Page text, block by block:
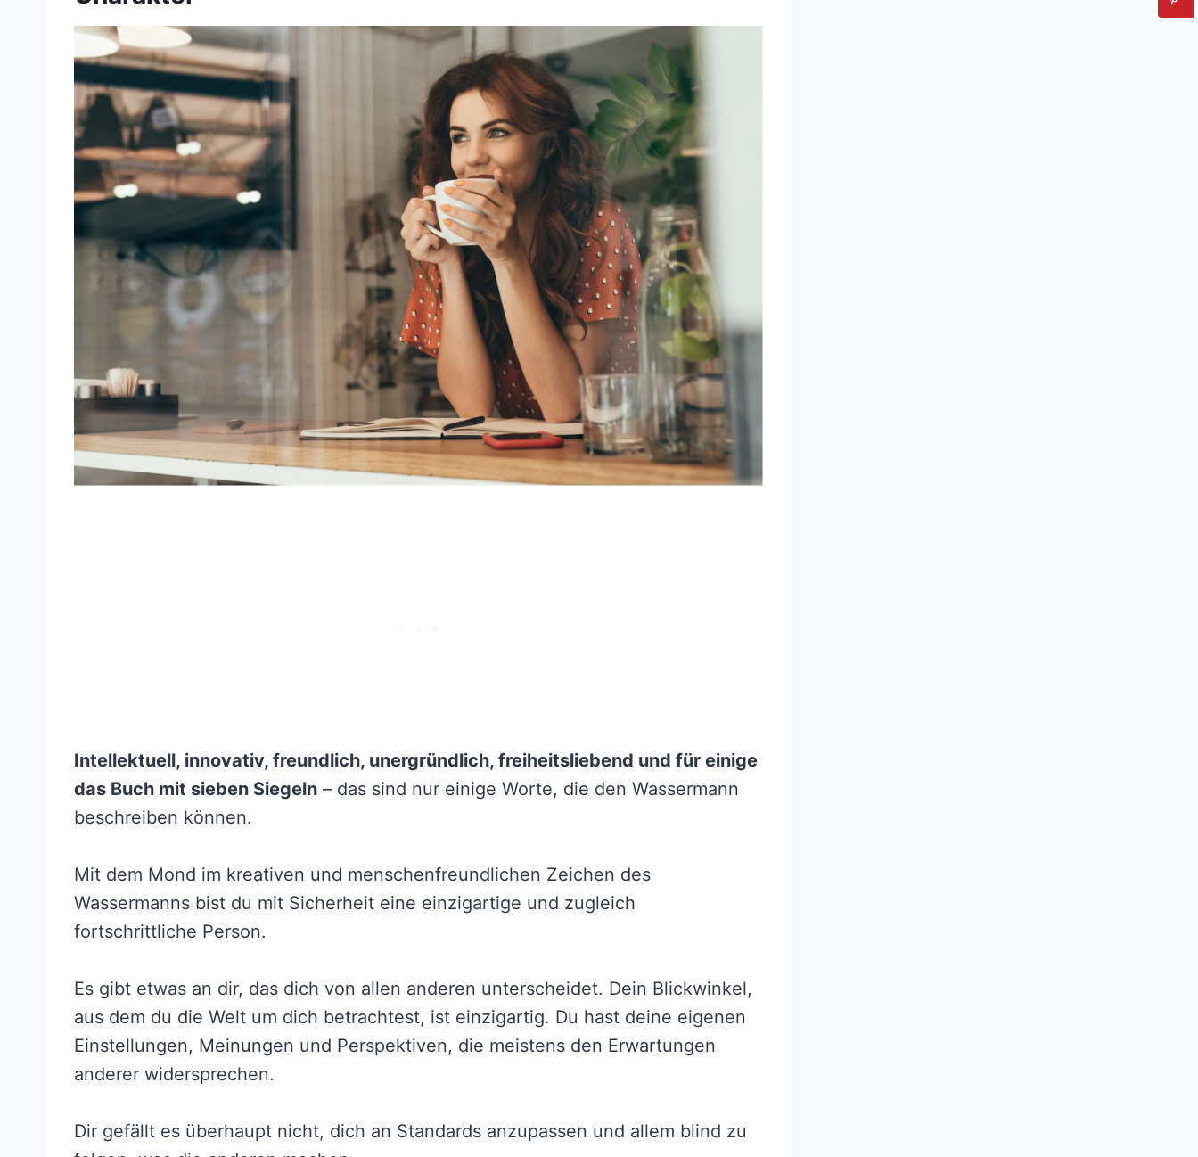
Intellektuell, innovativ, freundlich, unergründlich, freiheitsliebend und für einige
das Buch mit sieben Siegeln – das sind nur einige Worte, die den Wassermann
beschreiben können.
Mit dem Mond im kreativen und menschenfreundlichen Zeichen des
Wassermanns bist du mit Sicherheit eine einzigartige und zugleich
fortschrittliche Person.
Es gibt etwas an dir, das dich von allen anderen unterscheidet. Dein Blickwinkel,
aus dem du die Welt um dich betrachtest, ist einzigartig. Du hast deine eigenen
Einstellungen, Meinungen und Perspektiven, die meistens den Erwartungen
anderer widersprechen.
Dir gefällt es überhaupt nicht, dich an Standards anzupassen und allem blind zu